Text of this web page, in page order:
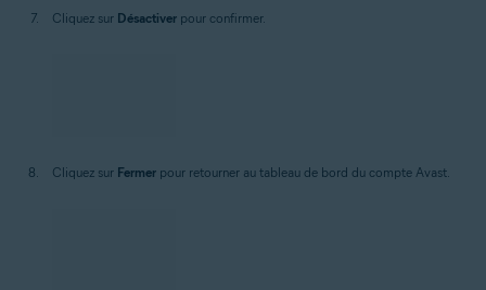
Cliquez sur Désactiver pour confirmer.
Cliquez sur Fermer pour retourner au tableau de bord du compte Avast.